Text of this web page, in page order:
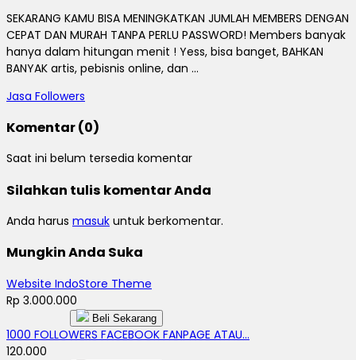
SEKARANG KAMU BISA MENINGKATKAN JUMLAH MEMBERS DENGAN
CEPAT DAN MURAH TANPA PERLU PASSWORD! Members banyak
hanya dalam hitungan menit ! Yess, bisa banget, BAHKAN
BANYAK artis, pebisnis online, dan ...
Jasa Followers
Komentar (0)
Saat ini belum tersedia komentar
Silahkan tulis komentar Anda
Anda harus masuk untuk berkomentar.
Mungkin Anda Suka
Website IndoStore Theme
Rp 3.000.000
Beli Sekarang
1000 FOLLOWERS FACEBOOK FANPAGE ATAU...
120.000